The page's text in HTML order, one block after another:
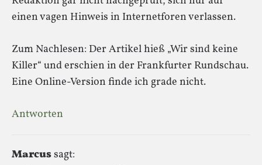
einen vagen Hinweis in Internetforen verlassen.
Zum Nachlesen: Der Artikel hieß „Wir sind keine
Killer“ und erschien in der Frankfurter Rundschau.
Eine Online-Version finde ich grade nicht.
Antworten
Marcussagt: